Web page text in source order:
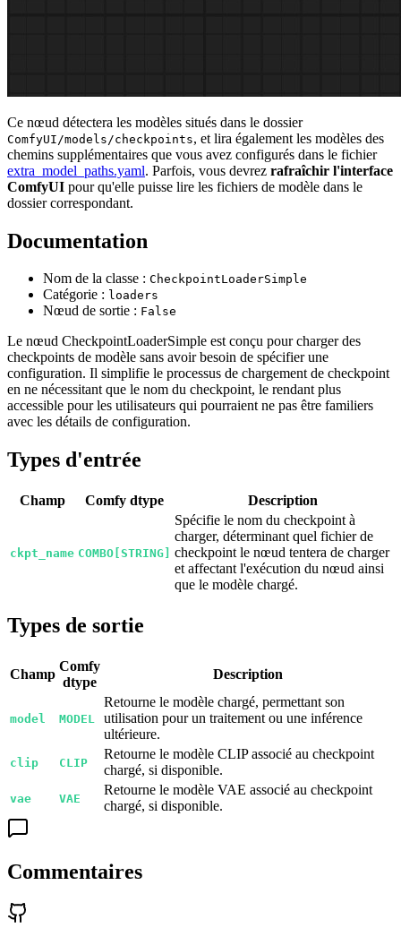
Ce nœud détectera les modèles situés dans le dossier
ComfyUI/models/checkpoints, et lira également les modèles des
chemins supplémentaires que vous avez configurés dans le fichier
extra_model_paths.yaml. Parfois, vous devrez rafraîchir l'interface
ComfyUI pour qu'elle puisse lire les fichiers de modèle dans le
dossier correspondant.
Documentation
Nom de la classe : CheckpointLoaderSimple
Catégorie : loaders
Nœud de sortie : False
Le nœud CheckpointLoaderSimple est conçu pour charger des
checkpoints de modèle sans avoir besoin de spécifier une
configuration. Il simplifie le processus de chargement de checkpoint
en ne nécessitant que le nom du checkpoint, le rendant plus
accessible pour les utilisateurs qui pourraient ne pas être familiers
avec les détails de configuration.
Types d'entrée
Champ Comfy dtype Description
ckpt_name COMBO[STRING]
Spécifie le nom du checkpoint à
charger, déterminant quel fichier de
checkpoint le nœud tentera de charger
et affectant l'exécution du nœud ainsi
que le modèle chargé.
Types de sortie
Champ
Comfy
dtype
Description
model MODEL
Retourne le modèle chargé, permettant son
utilisation pour un traitement ou une inférence
ultérieure.
clip CLIP
Retourne le modèle CLIP associé au checkpoint
chargé, si disponible.
vae VAE
Retourne le modèle VAE associé au checkpoint
chargé, si disponible.
Commentaires